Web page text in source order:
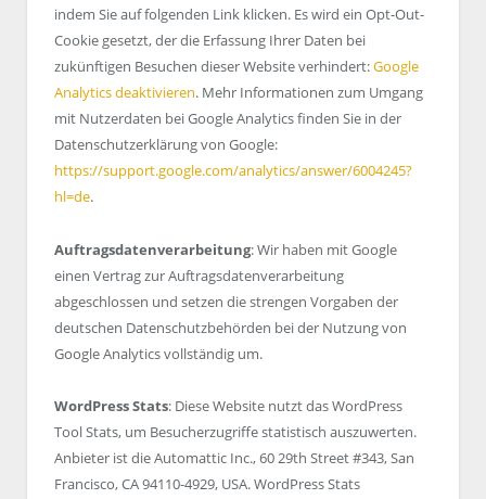
indem Sie auf folgenden Link klicken. Es wird ein Opt-Out-
Cookie gesetzt, der die Erfassung Ihrer Daten bei
zukünftigen Besuchen dieser Website verhindert:Google
Analytics deaktivieren. Mehr Informationen zum Umgang
mit Nutzerdaten bei Google Analytics finden Sie in der
Datenschutzerklärung von Google:
https://support.google.com/analytics/answer/6004245?
hl=de.
Auftragsdatenverarbeitung: Wir haben mit Google
einen Vertrag zur Auftragsdatenverarbeitung
abgeschlossen und setzen die strengen Vorgaben der
deutschen Datenschutzbehörden bei der Nutzung von
Google Analytics vollständig um.
WordPress Stats: Diese Website nutzt das WordPress
Tool Stats, um Besucherzugriffe statistisch auszuwerten.
Anbieter ist die Automattic Inc., 60 29th Street #343, San
Francisco, CA 94110-4929, USA. WordPress Stats